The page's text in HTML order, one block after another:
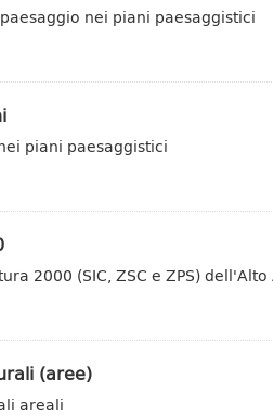
nei piani paesaggistici
piani paesaggistici
2000 (SIC, ZSC e ZPS) dell'Alto
(aree)
areali